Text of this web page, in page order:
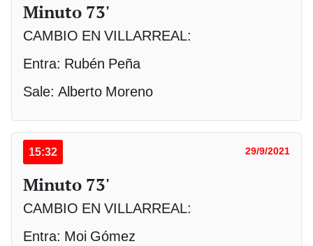
Minuto 73'
CAMBIO EN VILLARREAL:
Entra: Rubén Peña
Sale: Alberto Moreno
15:32 29/9/2021
Minuto 73'
CAMBIO EN VILLARREAL:
Entra: Moi Gómez